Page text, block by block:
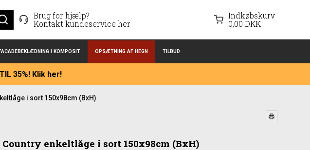
Brug for hjælp?
Kontakt kundeservice her
Indkøbskurv
0,00 DKK
FACADEBEKLÆDNING I KOMPOSIT OPSÆTNING AF HEGN TILBUD
35%! Klik her!
i sort 150x98cm (BxH)
Country enkeltlåge i sort 150x98cm (BxH)